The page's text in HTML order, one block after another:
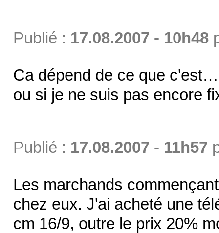
Publié : 17.08.2007 - 10h48
Ca dépend de ce que
ou si je ne suis pas encore
Publié : 17.08.2007 - 11h57
Les marchands
chez eux. J'ai acheté une
cm 16/9, outre le prix 20%